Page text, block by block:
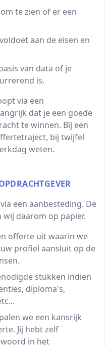
te zien of er een
aan de eisen en
van data of je
is.
via een
dat je een goede
te winnen. Bij een
bij twijfel
weten.
een aanbesteding. De
daarom op papier.
offerte uit waarin we
profiel aansluit op de
stukken indien
diploma's,
we een kansrijk
Jij hebt zelf
in het